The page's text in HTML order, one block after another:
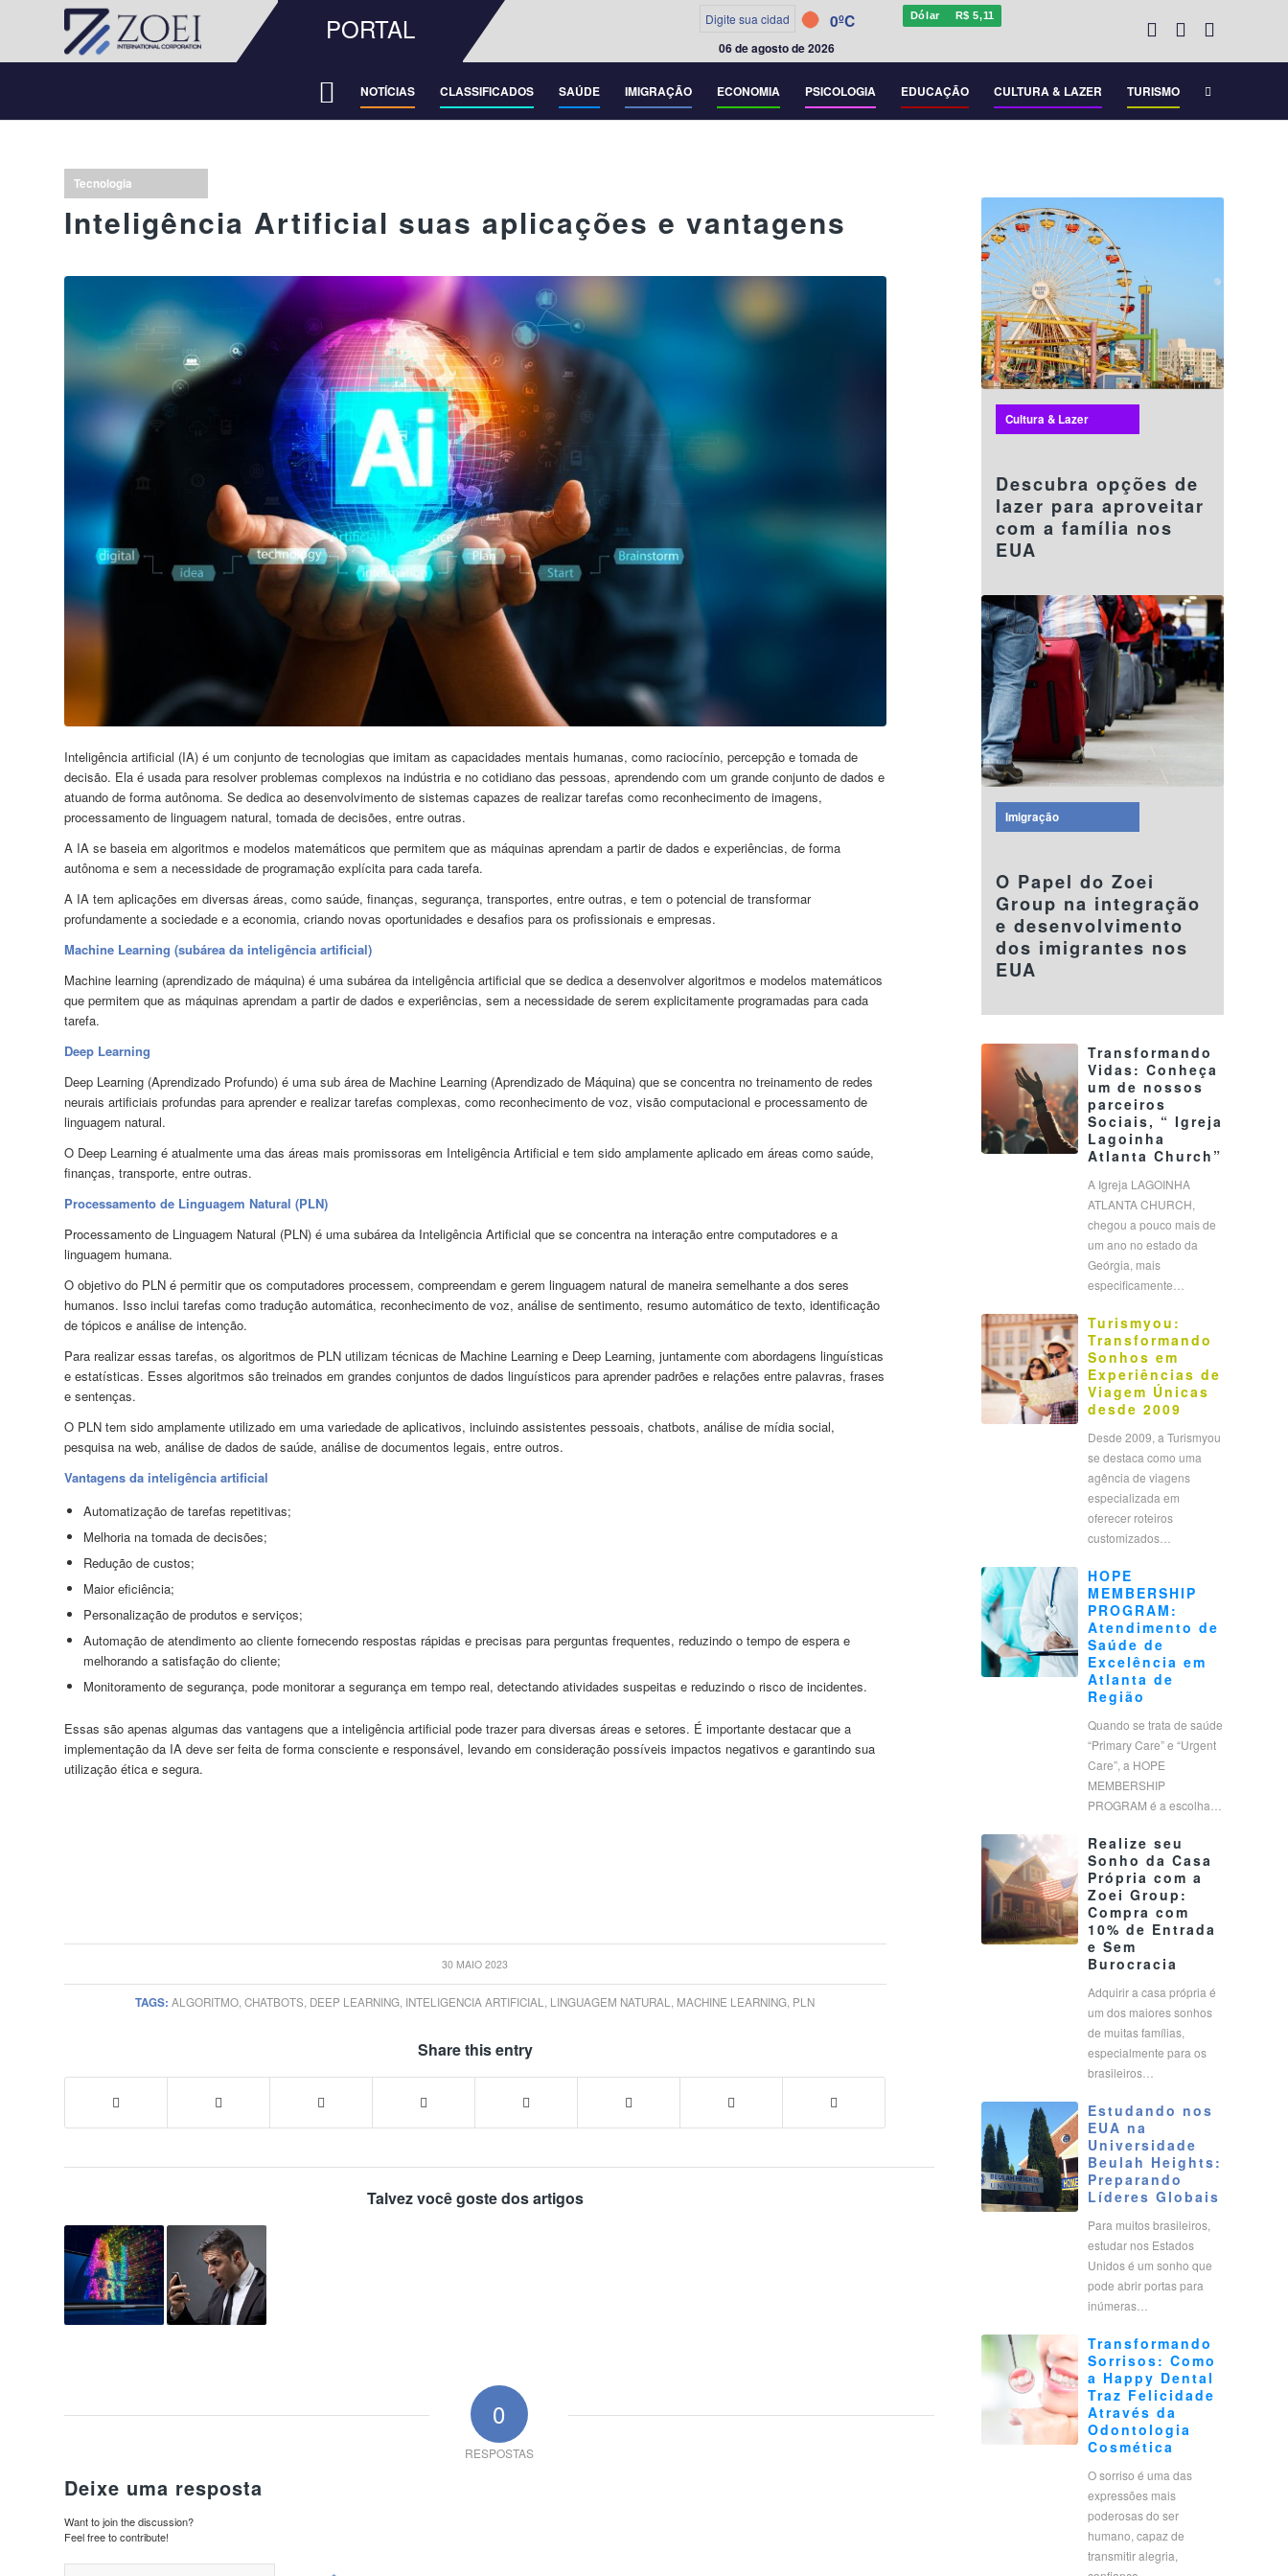
PORTAL 0ºC
06 de agosto de 2026
Dólar R$ 5,11
NOTÍCIAS CLASSIFICADOS SAÚDE IMIGRAÇÃO ECONOMIA PSICOLOGIA EDUCAÇÃO CULTURA & LAZER TURISMO
Tecnologia
Inteligência Artificial suas aplicações e vantagens
Inteligência artificial (IA) é um conjunto de tecnologias que imitam as capacidades mentais humanas, como raciocínio, percepção e tomada de
decisão. Ela é usada para resolver problemas complexos na indústria e no cotidiano das pessoas, aprendendo com um grande conjunto de dados e
atuando de forma autônoma. Se dedica ao desenvolvimento de sistemas capazes de realizar tarefas como reconhecimento de imagens,
processamento de linguagem natural, tomada de decisões, entre outras.
A IA se baseia em algoritmos e modelos matemáticos que permitem que as máquinas aprendam a partir de dados e experiências, de forma
autônoma e sem a necessidade de programação explícita para cada tarefa.
A IA tem aplicações em diversas áreas, como saúde, finanças, segurança, transportes, entre outras, e tem o potencial de transformar
profundamente a sociedade e a economia, criando novas oportunidades e desafios para os profissionais e empresas.
Machine Learning (subárea da inteligência artificial)
Machine learning (aprendizado de máquina) é uma subárea da inteligência artificial que se dedica a desenvolver algoritmos e modelos matemáticos
que permitem que as máquinas aprendam a partir de dados e experiências, sem a necessidade de serem explicitamente programadas para cada
tarefa.
Deep Learning
Deep Learning (Aprendizado Profundo) é uma sub área de Machine Learning (Aprendizado de Máquina) que se concentra no treinamento de redes
neurais artificiais profundas para aprender e realizar tarefas complexas, como reconhecimento de voz, visão computacional e processamento de
linguagem natural.
O Deep Learning é atualmente uma das áreas mais promissoras em Inteligência Artificial e tem sido amplamente aplicado em áreas como saúde,
finanças, transporte, entre outras.
Processamento de Linguagem Natural (PLN)
Processamento de Linguagem Natural (PLN) é uma subárea da Inteligência Artificial que se concentra na interação entre computadores e a
linguagem humana.
O objetivo do PLN é permitir que os computadores processem, compreendam e gerem linguagem natural de maneira semelhante a dos seres
humanos. Isso inclui tarefas como tradução automática, reconhecimento de voz, análise de sentimento, resumo automático de texto, identificação
de tópicos e análise de intenção.
Para realizar essas tarefas, os algoritmos de PLN utilizam técnicas de Machine Learning e Deep Learning, juntamente com abordagens linguísticas
e estatísticas. Esses algoritmos são treinados em grandes conjuntos de dados linguísticos para aprender padrões e relações entre palavras, frases
e sentenças.
O PLN tem sido amplamente utilizado em uma variedade de aplicativos, incluindo assistentes pessoais, chatbots, análise de mídia social,
pesquisa na web, análise de dados de saúde, análise de documentos legais, entre outros.
Vantagens da inteligência artificial
Automatização de tarefas repetitivas;
Melhoria na tomada de decisões;
Redução de custos;
Maior eficiência;
Personalização de produtos e serviços;
Automação de atendimento ao cliente fornecendo respostas rápidas e precisas para perguntas frequentes, reduzindo o tempo de espera e
melhorando a satisfação do cliente;
Monitoramento de segurança, pode monitorar a segurança em tempo real, detectando atividades suspeitas e reduzindo o risco de incidentes.
Essas são apenas algumas das vantagens que a inteligência artificial pode trazer para diversas áreas e setores. É importante destacar que a
implementação da IA deve ser feita de forma consciente e responsável, levando em consideração possíveis impactos negativos e garantindo sua
utilização ética e segura.
30 MAIO 2023
TAGS: ALGORITMO ,CHATBOTS DEEP LEARNING INTELIGENCIA ARTIFICIAL LINGUAGEM NATURAL MACHINE LEARNING PLN
Share this entry
Talvez você goste dos artigos
0
RESPOSTAS
Deixe uma resposta
Want to join the discussion?
Feel free to contribute!
Cultura & Lazer
Descubra opções de
lazer para aproveitar
com a família nos
EUA
Imigração
O Papel do Zoei
Group na integração
e desenvolvimento
dos imigrantes nos
EUA
Transformando
Vidas: Conheça
um de nossos
parceiros
Sociais, “ Igreja
Lagoinha
Atlanta Church”
A Igreja LAGOINHA
ATLANTA CHURCH,
chegou a pouco mais de
um ano no estado da
Geórgia, mais
especificamente…
Turismyou:
Transformando
Sonhos em
Experiências de
Viagem Únicas
desde 2009
Desde 2009, a Turismyou
se destaca como uma
agência de viagens
especializada em
oferecer roteiros
customizados…
HOPE
MEMBERSHIP
PROGRAM:
Atendimento de
Saúde de
Excelência em
Atlanta de
Região
Quando se trata de saúde
“Primary Care” e “Urgent
Care”, a HOPE
MEMBERSHIP
PROGRAM é a escolha…
Realize seu
Sonho da Casa
Própria com a
Zoei Group:
Compra com
10% de Entrada
e Sem
Burocracia
Adquirir a casa própria é
um dos maiores sonhos
de muitas famílias,
especialmente para os
brasileiros…
Estudando nos
EUA na
Universidade
Beulah Heights:
Preparando
Líderes Globais
Para muitos brasileiros,
estudar nos Estados
Unidos é um sonho que
pode abrir portas para
inúmeras…
Transformando
Sorrisos: Como
a Happy Dental
Traz Felicidade
Através da
Odontologia
Cosmética
O sorriso é uma das
expressões mais
poderosas do ser
humano, capaz de
transmitir alegria,